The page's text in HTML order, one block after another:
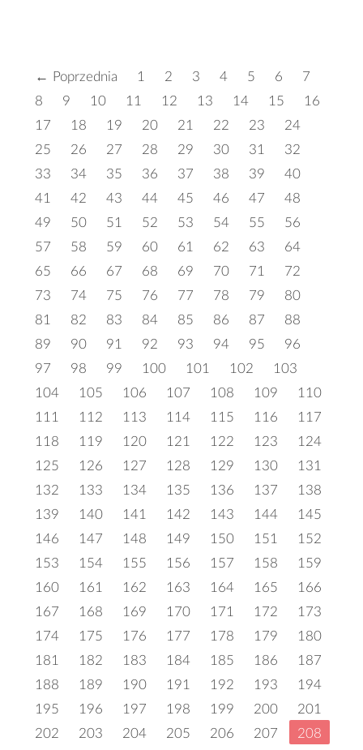
← Poprzednia 1 2 3 4 5 6
7
8
9 10 11 12 13 14 15
16
17
18 19 20 21 22 23
24
25
26 27 28 29 30 31
32
33
34 35 36 37 38 39
40
41
42 43 44 45 46 47
48
49
50 51 52 53 54 55
56
57
58 59 60 61 62 63
64
65
66 67 68 69 70 71
72
73
74 75 76 77 78 79
80
81
82 83 84 85 86 87
88
89
90 91 92 93 94 95
96
97
98 99 100 101 102
103
104
105 106 107 108 109
110
111
112 113 114 115 116
117
118
119 120 121 122 123
124
125
126 127 128 129 130
131
132
133 134 135 136 137
138
139
140 141 142 143 144
145
146
147 148 149 150 151
152
153
154 155 156 157 158
159
160
161 162 163 164 165
166
167
168 169 170 171 172
173
174
175 176 177 178 179
180
181
182 183 184 185 186
187
188
189 190 191 192 193
194
195
196 197 198 199 200
201
202
203 204 205 206 207
208